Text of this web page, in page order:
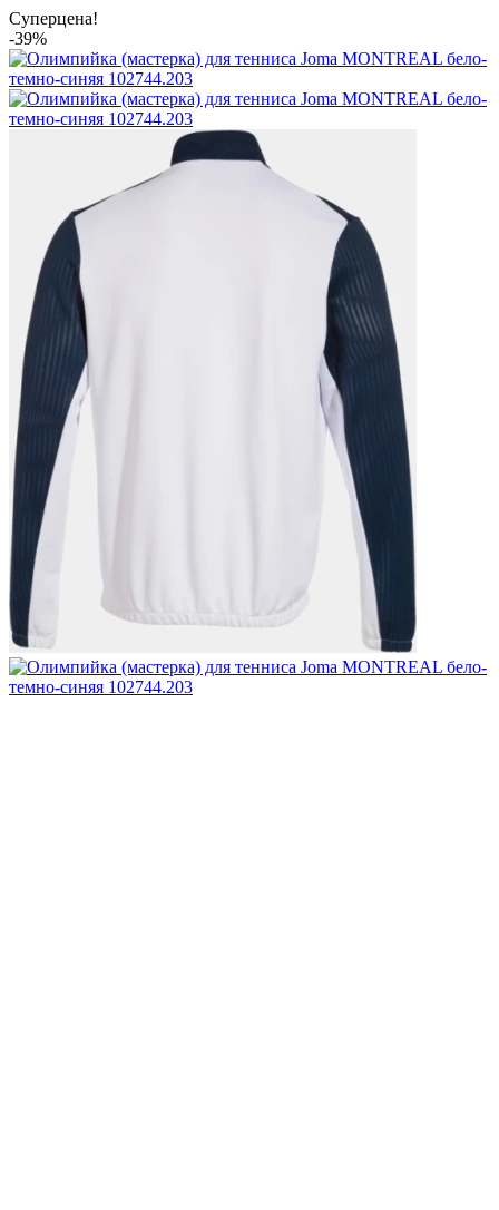
Суперцена!
-39%